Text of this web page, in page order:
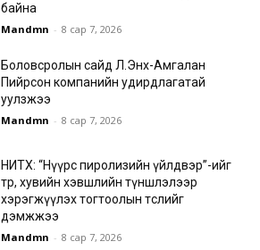
байна
Mandmn - 8 сар 7, 2026
Боловсролын сайд Л.Энх-Амгалан
Пийрсон компанийн удирдлагатай
уулзжээ
Mandmn - 8 сар 7, 2026
НИТХ: “Нүүрс пиролизийн үйлдвэр”-ийг
төр, хувийн хэвшлийн түншлэлээр
хэрэгжүүлэх тогтоолын төслийг
дэмжжээ
Mandmn - 8 сар 7, 2026